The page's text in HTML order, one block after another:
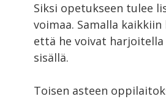
Siksi opetukseen tulee
voimaa. Samalla
että he voivat
sisällä.
Toisen asteen